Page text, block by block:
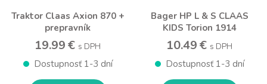
Traktor Claas Axion 870 +
prepravník
19.99 € s DPH
Dostupnosť 1-3 dní
Bager HP L & S CLAAS
KIDS Torion 1914
10.49 € s DPH
Dostupnosť 1-3 dní